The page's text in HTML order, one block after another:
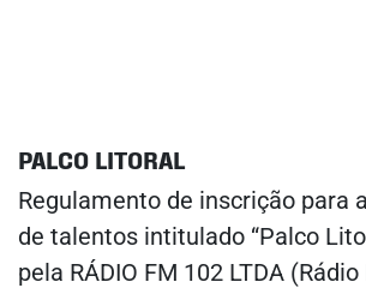
PALCO LITORAL
Regulamento de inscrição para
de talentos intitulado “Palco
pela RÁDIO FM 102 LTDA